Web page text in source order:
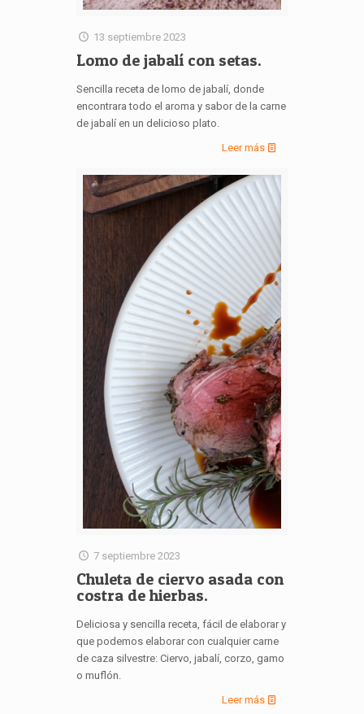
13 septiembre 2023
Lomo de jabalí con setas.
Sencilla receta de lomo de jabalí, donde
encontrara todo el aroma y sabor de la carne
de jabalí en un delicioso plato.
Leer más
7 septiembre 2023
Chuleta de ciervo asada con
costra de hierbas.
Deliciosa y sencilla receta, fácil de elaborar y
que podemos elaborar con cualquier carne
de caza silvestre: Ciervo, jabalí, corzo, gamo
o muflón.
Leer más